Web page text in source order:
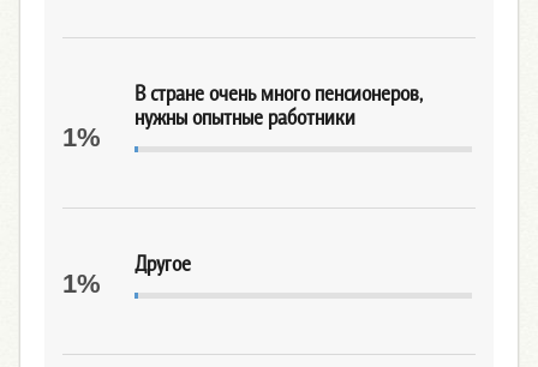
В стране очень много пенсионеров,
нужны опытные работники
1%
Другое
1%